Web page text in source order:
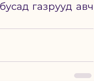
газрууд авч